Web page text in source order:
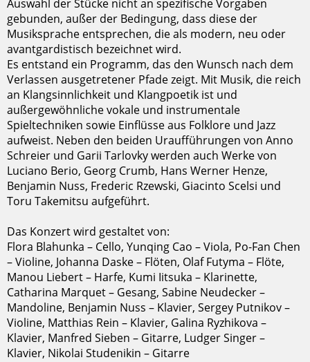
Auswahl der Stücke nicht an spezifische Vorgaben
gebunden, außer der Bedingung, dass diese der
Musiksprache entsprechen, die als modern, neu oder
avantgardistisch bezeichnet wird.
Es entstand ein Programm, das den Wunsch nach dem
Verlassen ausgetretener Pfade zeigt. Mit Musik, die reich
an Klangsinnlichkeit und Klangpoetik ist und
außergewöhnliche vokale und instrumentale
Spieltechniken sowie Einflüsse aus Folklore und Jazz
aufweist. Neben den beiden Uraufführungen von Anno
Schreier und Garii Tarlovky werden auch Werke von
Luciano Berio, Georg Crumb, Hans Werner Henze,
Benjamin Nuss, Frederic Rzewski, Giacinto Scelsi und
Toru Takemitsu aufgeführt.
Das Konzert wird gestaltet von:
Flora Blahunka – Cello, Yunqing Cao – Viola, Po-Fan Chen
– Violine, Johanna Daske – Flöten, Olaf Futyma – Flöte,
Manou Liebert – Harfe, Kumi Iitsuka – Klarinette,
Catharina Marquet – Gesang, Sabine Neudecker –
Mandoline, Benjamin Nuss – Klavier, Sergey Putnikov –
Violine, Matthias Rein – Klavier, Galina Ryzhikova –
Klavier, Manfred Sieben – Gitarre, Ludger Singer –
Klavier, Nikolai Studenikin – Gitarre